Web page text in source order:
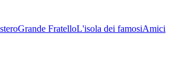
Grande FratelloL'isola dei famosiAmici